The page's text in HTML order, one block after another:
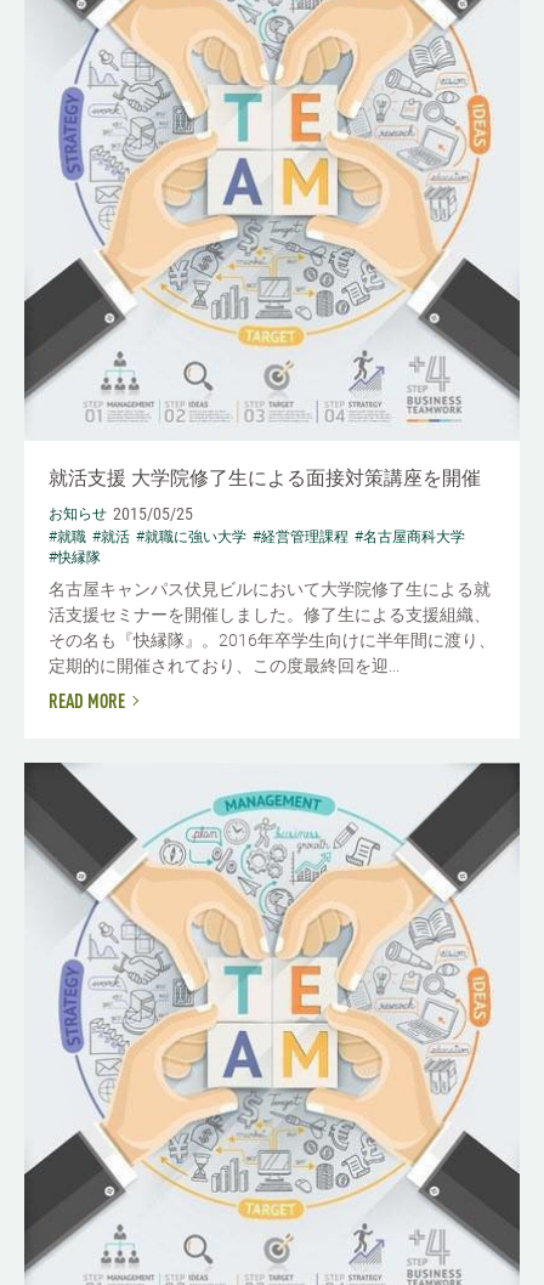
就活支援 大学院修了生による面接対策講座を開催
お知らせ 2015/05/25
#就職 #就活 #就職に強い大学 #経営管理課程 #名古屋商科大学
#快縁隊
名古屋キャンパス伏見ビルにおいて大学院修了生による就
活支援セミナーを開催しました。修了生による支援組織、
その名も『快縁隊』。2016年卒学生向けに半年間に渡り、
定期的に開催されており、この度最終回を迎...
READ MORE